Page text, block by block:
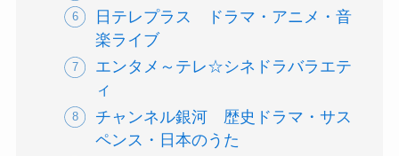
日テレプラス ドラマ・アニメ・音
楽ライブ
エンタメ～テレ☆シネドラバラエテ
ィ
チャンネル銀河 歴史ドラマ・サス
ペンス・日本のうた